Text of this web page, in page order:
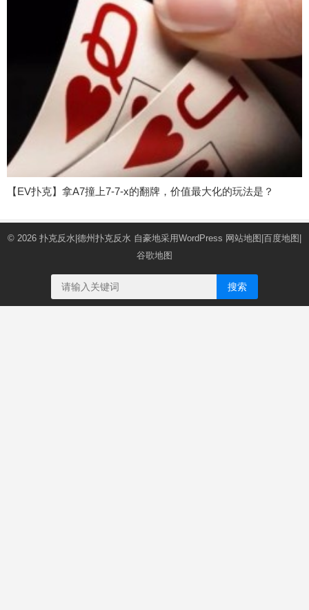
【EV扑克】拿A7撞上7-7-x的翻牌，价值最大化的玩法是？
© 2026 扑克反水|德州扑克反水 自豪地采用WordPress 网站地图 百度地图
谷歌地图
搜索